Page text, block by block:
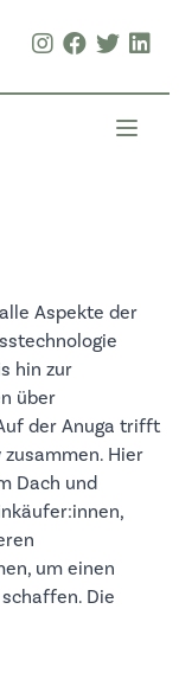
Aspekte der
hin zur
über
der Anuga trifft
Hier
Dach und
um einen
Die